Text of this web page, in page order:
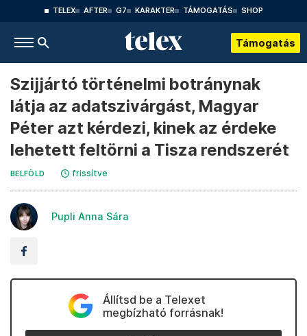
TELEX AFTER G7 KARAKTER TÁMOGATÁS SHOP
Támogatás
Szijjártó történelmi botránynak
látja az adatszivárgást, Magyar
Péter azt kérdezi, kinek az érdeke
lehetett feltörni a Tisza rendszerét
BELFÖLD frissítve
Pupli Anna Sára
Állítsd be a Telexet
megbízható forrásnak!